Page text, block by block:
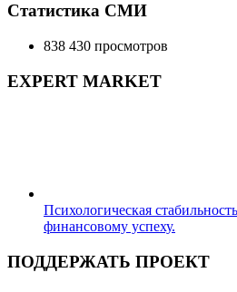
Статистика СМИ
838 430 просмотров
EXPERT MARKET
Психологическая
финансовому успеху.
ПОДДЕРЖАТЬ ПРОЕКТ